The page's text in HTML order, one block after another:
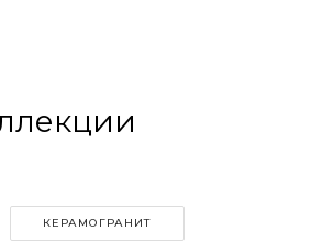
КЕРАМОГРАНИТ